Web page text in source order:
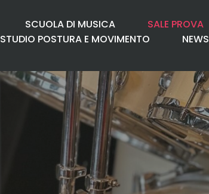
SCUOLA DI MUSICA SALE PROVA
STUDIO POSTURA E MOVIMENTO
NEWS